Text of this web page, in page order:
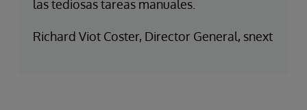
las tediosas tareas manuales.
Richard Viot Coster, Director General, snext